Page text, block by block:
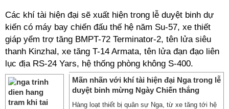
Các khí tài hiện đại sẽ xuất hiện trong lễ duyệt binh dự
kiến có máy bay chiến đấu thế hệ năm Su-57, xe thiết
giáp yểm trợ tăng BMPT-72 Terminator-2, tên lửa siêu
thanh Kinzhal, xe tăng T-14 Armata, tên lửa đạn đạo liên
lục địa RS-24 Yars, hệ thống phòng không S-400.
Mãn nhãn với khí tài hiện đại Nga trong lễ
duyệt binh mừng Ngày Chiến thắng
Hàng loạt thiết bị quân sự Nga, từ xe tăng tới hệ